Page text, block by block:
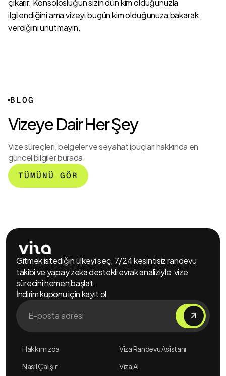
çıkarır. Konsolosluğun sizin dün kim olduğunuzla
ilgilendiğini ama vizeyi bugün kim olduğunuza bakarak
verdiğini unutmayın.
BLOG
Vizeye Dair Her Şey
Vize süreçleri, belgeler ve seyahat ipuçları hakkında en
güncel bilgiler burada.
TÜMÜNÜ GÖR
Kupası
Vizesi:
FIFA
PASS
Nedir?
Nasıl
Kullanılır?
ABD
Büyükelçiliği’nden
Sosyal Medya
Şartı!
Avrupa
Birliğinden
Sevindirici
Vize
Kararı!
Gitmek istediğin ülkeyi seç, 7/24 kesintisiz randevu
takibi ve yapay zeka destekli evrak analiziyle vize
sürecini hemen başlat.
İndirim kuponu için kayıt ol
Hakkımızda
Nasıl Çalışır
Viza Randevu Asistanı
Viza AI